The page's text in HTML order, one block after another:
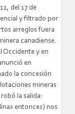
del 17 de
y filtrado por
arreglos fuera
canadiense.
Occidente y en
en
la concesión
mineras
la salida:
entonces) nos